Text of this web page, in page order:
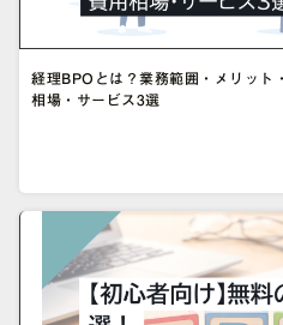
経理BPOとは？業務範囲・メリット
相場・サービス3選